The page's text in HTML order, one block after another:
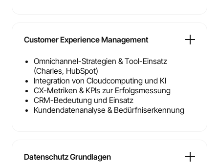
Customer Experience Management
Omnichannel-Strategien & Tool-Einsatz
(Charles, HubSpot)
Integration von Cloudcomputing und KI
CX-Metriken & KPIs zur Erfolgsmessung
CRM-Bedeutung und Einsatz
Kundendatenanalyse & Bedürfnis­erkennung
Datenschutz Grundlagen